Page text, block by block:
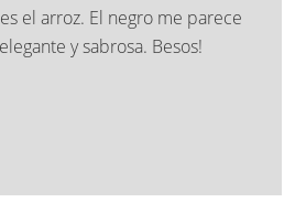
el arroz. El negro me parece
y sabrosa. Besos!